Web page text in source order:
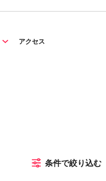
アクセス
条件で絞り込む